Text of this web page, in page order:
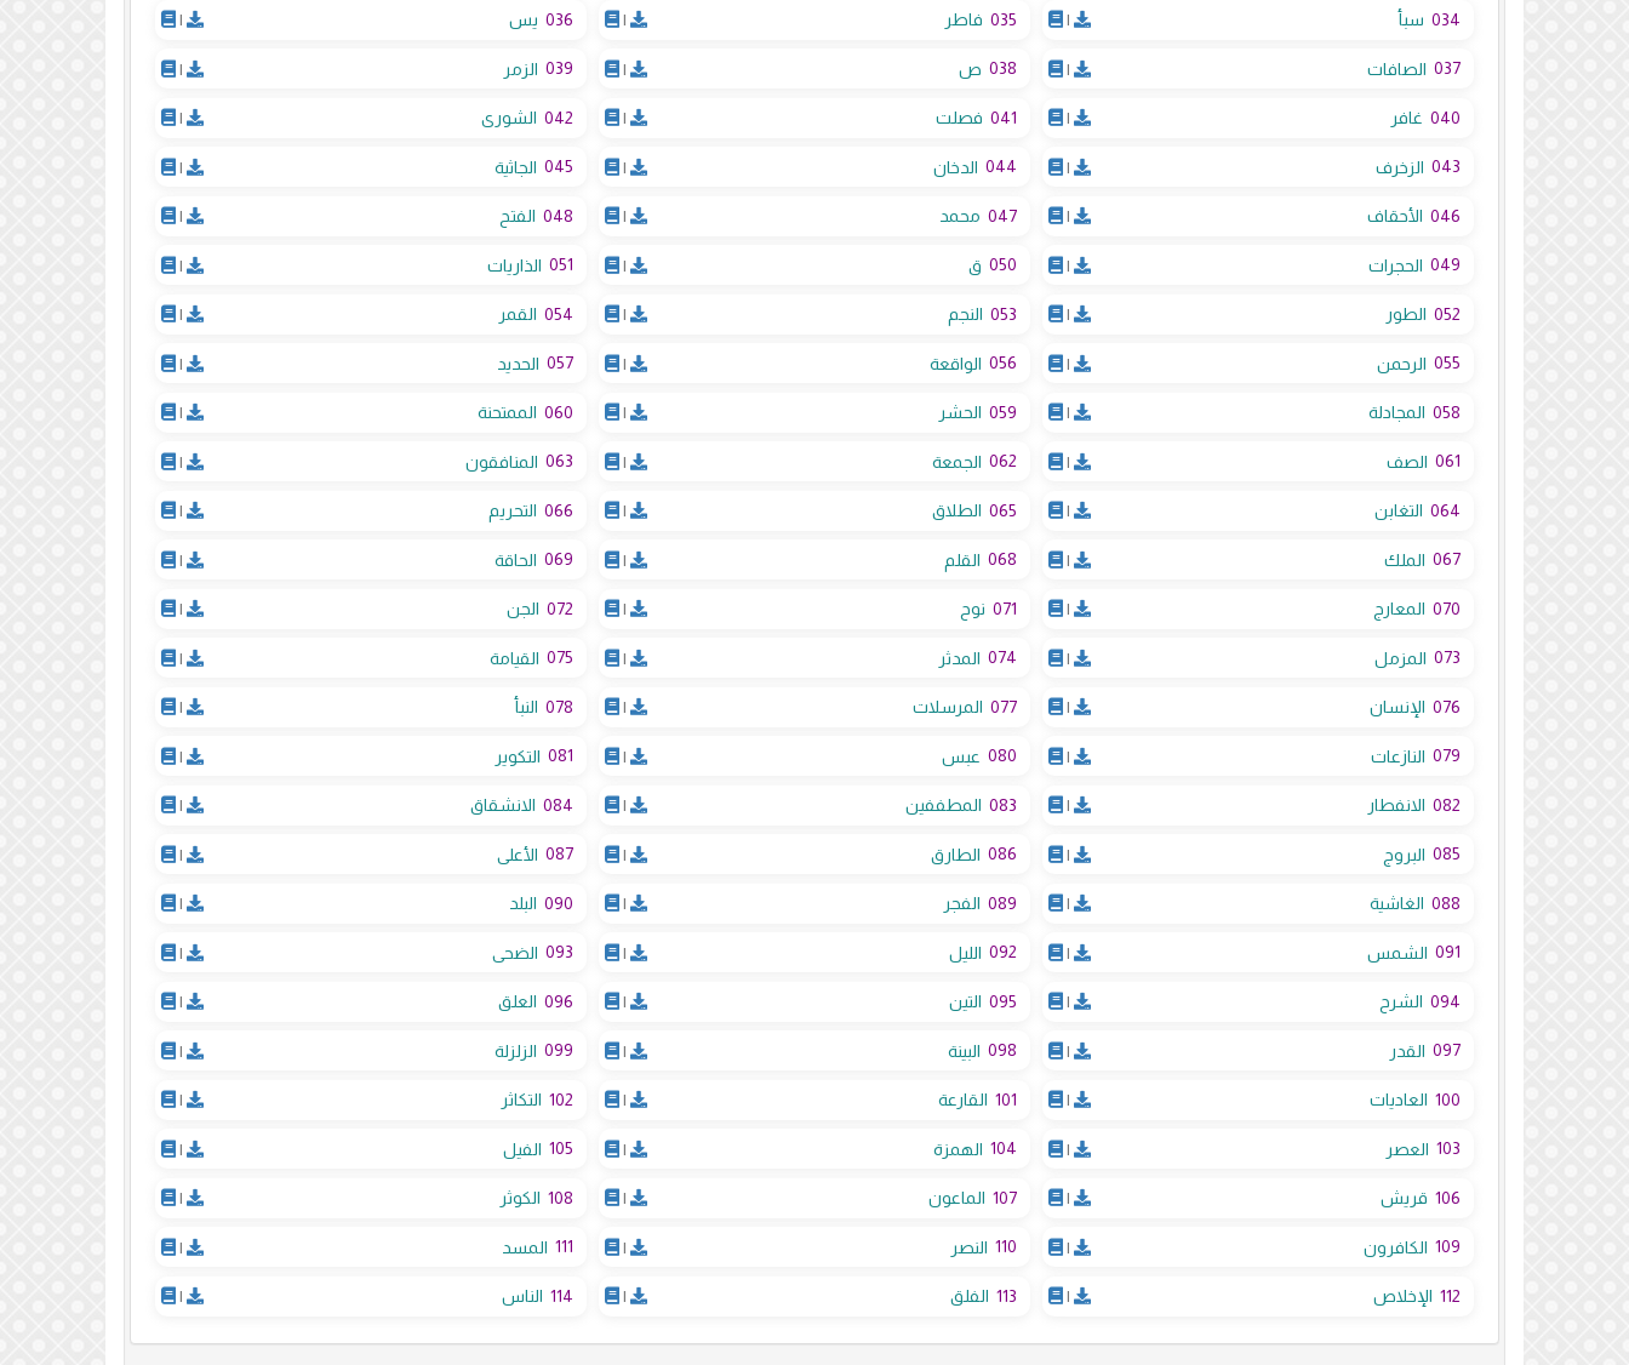
034 سبأ |
035 فاطر |
036 يس |
037 الصافات |
038 ص |
039 الزمر |
040 غافر |
041 فصلت |
042 الشورى |
043 الزخرف |
044 الدخان |
045 الجاثية |
046 الأحقاف |
047 محمد |
048 الفتح |
049 الحجرات |
050 ق |
051 الذاريات |
052 الطور |
053 النجم |
054 القمر |
055 الرحمن |
056 الواقعة |
057 الحديد |
058 المجادلة |
059 الحشر |
060 الممتحنة |
061 الصف |
062 الجمعة |
063 المنافقون |
064 التغابن |
065 الطلاق |
066 التحريم |
067 الملك |
068 القلم |
069 الحاقة |
070 المعارج |
071 نوح |
072 الجن |
073 المزمل |
074 المدثر |
075 القيامة |
076 الإنسان |
077 المرسلات |
078 النبأ |
079 النازعات |
080 عبس |
081 التكوير |
082 الانفطار |
083 المطففين |
084 الانشقاق |
085 البروج |
086 الطارق |
087 الأعلى |
088 الغاشية |
089 الفجر |
090 البلد |
091 الشمس |
092 الليل |
093 الضحى |
094 الشرح |
095 التين |
096 العلق |
097 القدر |
098 البينة |
099 الزلزلة |
100 العاديات |
101 القارعة |
102 التكاثر |
103 العصر |
104 الهمزة |
105 الفيل |
106 قريش |
107 الماعون |
108 الكوثر |
109 الكافرون |
110 النصر |
111 المسد |
112 الإخلاص |
113 الفلق |
114 الناس |